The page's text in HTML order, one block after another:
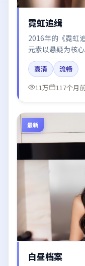
霓虹追缉
2016年的《霓虹
元素以悬疑为核
廖凡、木村拓哉
白引发讨论。
高清
流畅
11万
117个月
最新
白昼档案